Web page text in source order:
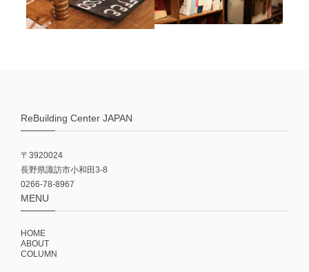
ReBuilding Center JAPAN
〒3920024
長野県諏訪市小和田3-8
0266-78-8967
MENU
HOME
ABOUT
COLUMN